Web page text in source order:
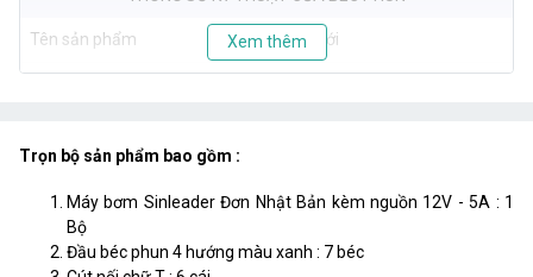
Tên sản phẩm Béc phun tưới
Chất liệu
Lưu lượng 20 - 40 Lít/Giờ
Xem thêm
Trọn bộ sản phẩm bao gồm :
Máy bơm Sinleader Đơn Nhật Bản kèm nguồn 12V - 5A : 1
Bộ
Đầu béc phun 4 hướng màu xanh : 7 béc